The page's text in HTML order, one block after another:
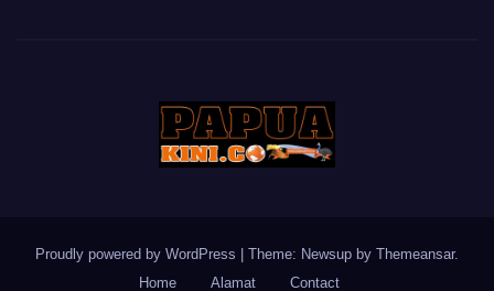
Proudly powered by WordPress Theme: Newsup by Themeansar.
Home
Alamat Contact